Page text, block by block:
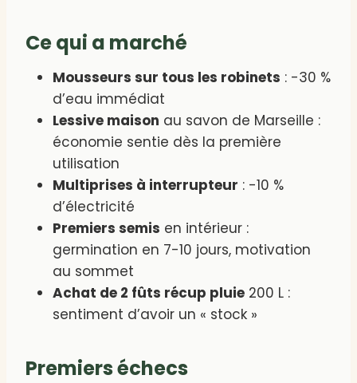
Ce qui a marché
Mousseurs sur tous les robinets : -30 %
d’eau immédiat
Lessive maison au savon de Marseille :
économie sentie dès la première
utilisation
Multiprises à interrupteur : -10 %
d’électricité
Premiers semis en intérieur :
germination en 7-10 jours, motivation
au sommet
Achat de 2 fûts récup pluie 200 L :
sentiment d’avoir un « stock »
Premiers échecs